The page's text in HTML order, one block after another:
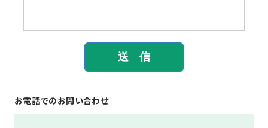
お電話でのお問い合わせ